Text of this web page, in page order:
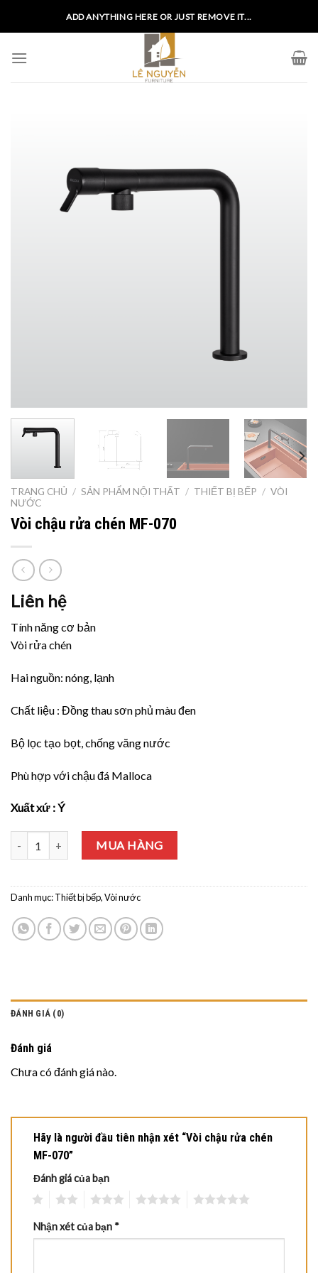
ADD ANYTHING HERE OR JUST REMOVE IT...
TRANG CHỦ / SẢN PHẨM NỘI THẤT / THIẾT BỊ BẾP / VÒI
NƯỚC
Vòi chậu rửa chén MF-070
Liên hệ
Tính năng cơ bản
Vòi rửa chén
Hai nguồn: nóng, lạnh
Chất liệu : Đồng thau sơn phủ màu đen
Bộ lọc tạo bọt, chống văng nước
Phù hợp với chậu đá Malloca
Xuất xứ : Ý
Vòi chậu rửa chén MF-070 số lượng
MUA HÀNG
Danh mục:Thiết bị bếp,Vòi nước
ĐÁNH GIÁ (0)
Đánh giá
Chưa có đánh giá nào.
Hãy là người đầu tiên nhận xét “Vòi chậu rửa chén
MF-070”
Đánh giá của bạn
Nhận xét của bạn *